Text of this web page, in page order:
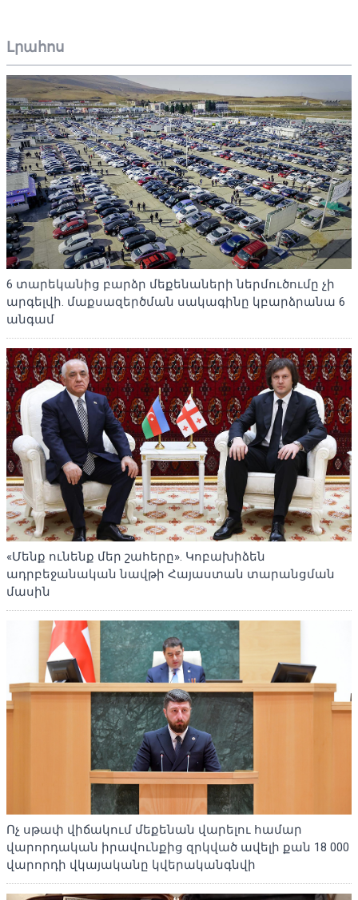
Լրահոս
6 տարեկանից բարձր մեքենաների ներմուծումը չի
արգելվի. մաքսազերծման սակագինը կբարձրանա 6
անգամ
«Մենք ունենք մեր շահերը». Կոբախիձեն
ադրբեջանական նավթի Հայաստան տարանցման
մասին
Ոչ սթափ վիճակում մեքենան վարելու համար
վարորդական իրավունքից զրկված ավելի քան 18 000
վարորդի վկայականը կվերականգնվի